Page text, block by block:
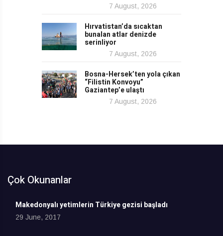
7 August, 2026
Hırvatistan’da sıcaktan
bunalan atlar denizde
serinliyor
7 August, 2026
Bosna-Hersek’ten yola çıkan
“Filistin Konvoyu”
Gaziantep’e ulaştı
7 August, 2026
Çok Okunanlar
Makedonyalı yetimlerin Türkiye gezisi başladı
29 June, 2017